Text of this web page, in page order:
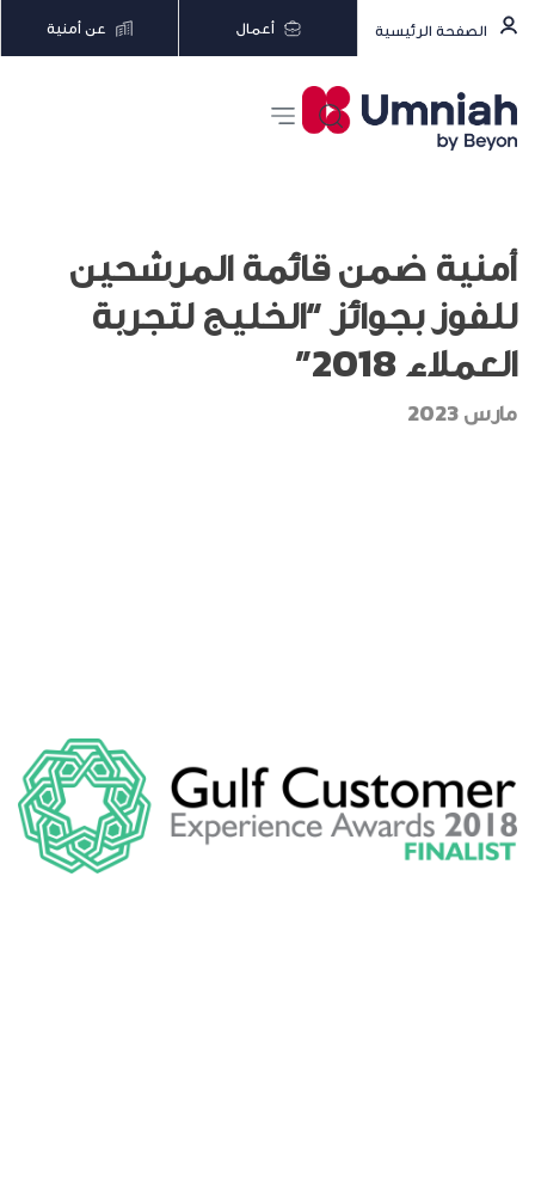
الصفحة الرئيسية أعمال عن أمنية
أمنية ضمن قائمة المرشحين
للفوز بجوائز “الخليج لتجربة
العملاء 2018”
مارس 2023